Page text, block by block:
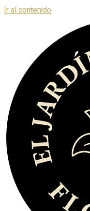
Ir al contenido